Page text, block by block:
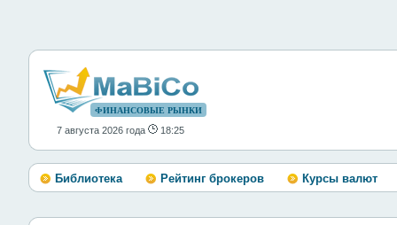
ФИНАНСОВЫЕ РЫНКИ
7 августа 2026 года 18:25
Библиотека Рейтинг брокеров Курсы валют